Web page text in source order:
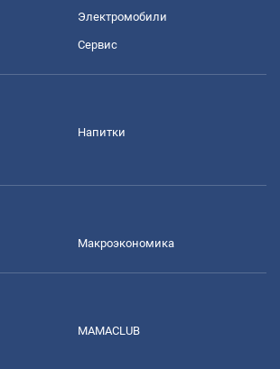
Электромобили
Сервис
Напитки
Mакроэкономика
MAMACLUB